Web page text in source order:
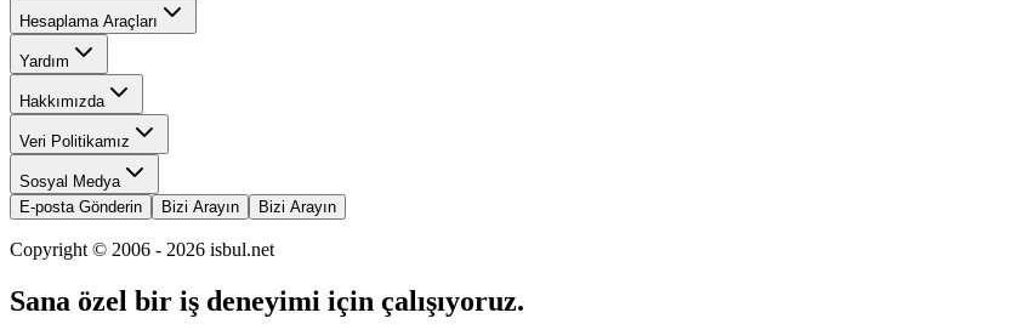
Hesaplama Araçları
Yardım
Hakkımızda
Veri Politikamız
Sosyal Medya
E-posta Gönderin
Bizi Arayın Bizi Arayın
Copyright © 2006 - 2026 isbul.net
Sana özel bir iş deneyimi için çalışıyoruz.